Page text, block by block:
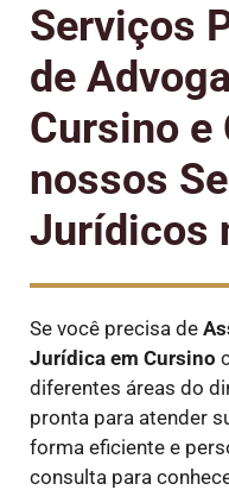
Serviços
de
Cursino e
nossos
Jurídicos
Se você precisa de
Jurídica em Cursino
diferentes áreas do
pronta para atender
forma eficiente e
consulta para